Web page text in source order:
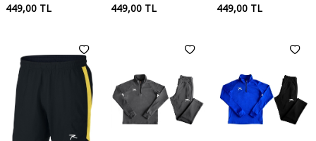
449,00 TL 449,00 TL 449,00TL